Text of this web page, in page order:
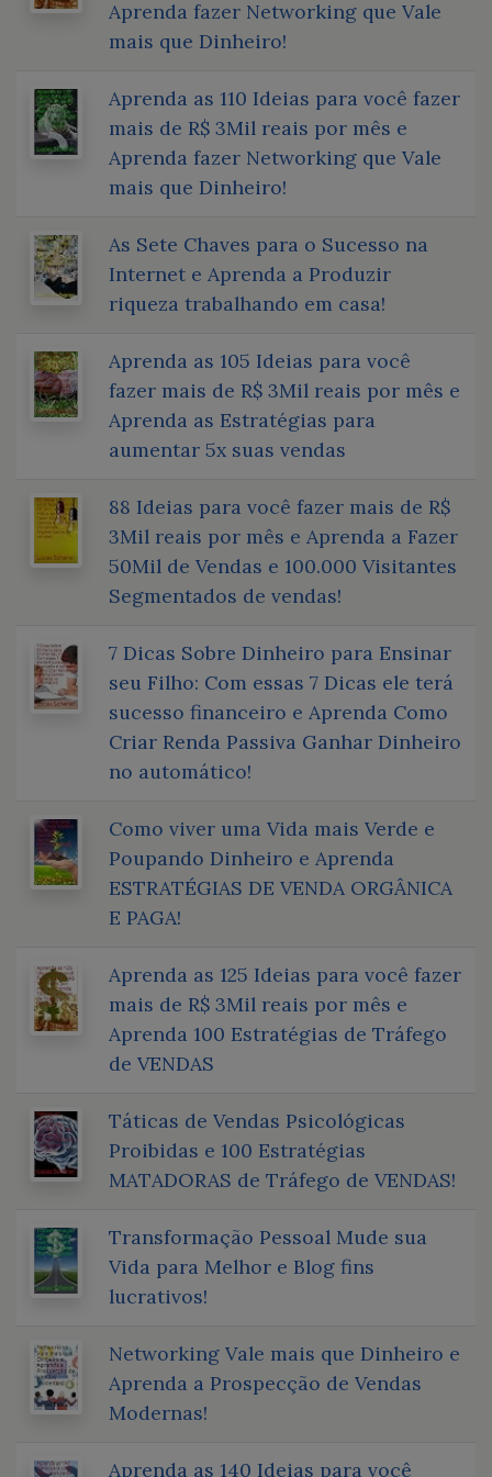
Aprenda fazer Networking que Vale
mais que Dinheiro!
Aprenda as 110 Ideias para você fazer
mais de R$ 3Mil reais por mês e
Aprenda fazer Networking que Vale
mais que Dinheiro!
As Sete Chaves para o Sucesso na
Internet e Aprenda a Produzir
riqueza trabalhando em casa!
Aprenda as 105 Ideias para você
fazer mais de R$ 3Mil reais por mês e
Aprenda as Estratégias para
aumentar 5x suas vendas
88 Ideias para você fazer mais de R$
3Mil reais por mês e Aprenda a Fazer
50Mil de Vendas e 100.000 Visitantes
Segmentados de vendas!
7 Dicas Sobre Dinheiro para Ensinar
seu Filho: Com essas 7 Dicas ele terá
sucesso financeiro e Aprenda Como
Criar Renda Passiva Ganhar Dinheiro
no automático!
Como viver uma Vida mais Verde e
Poupando Dinheiro e Aprenda
ESTRATÉGIAS DE VENDA ORGÂNICA
E PAGA!
Aprenda as 125 Ideias para você fazer
mais de R$ 3Mil reais por mês e
Aprenda 100 Estratégias de Tráfego
de VENDAS
Táticas de Vendas Psicológicas
Proibidas e 100 Estratégias
MATADORAS de Tráfego de VENDAS!
Transformação Pessoal Mude sua
Vida para Melhor e Blog fins
lucrativos!
Networking Vale mais que Dinheiro e
Aprenda a Prospecção de Vendas
Modernas!
Aprenda as 140 Ideias para você